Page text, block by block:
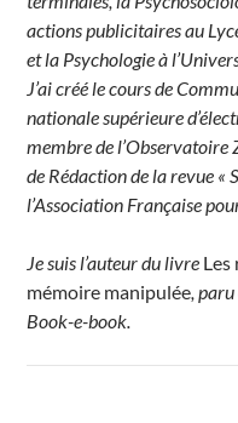
actions publicitaires au
et la Psychologie à
J’ai créé le cours de
nationale supérieure
membre de l’Observatoire
de Rédaction de la revue «
l’Association Française
Je suis l’auteur du livre Les
mémoire manipulée ,
Book-e-book.